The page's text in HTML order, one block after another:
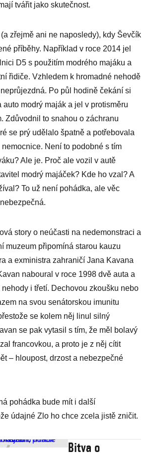
tvářit jako skutečnost.
zřejmě ani ne naposledy), kdy Ševčík
příběhy. Například v roce 2014 jel
D5 s použitím modrého majáku a
řidiče. Vzhledem k hromadné nehodě
Po půl hodině čekání si
modrý maják a jel v protisměru
Zdůvodnil to snahou o záchranu
se prý udělalo špatně a potřebovala
Není to podobné s tím
Ale je. Proč ale vozil v autě
modrý majáček? Kde ho vzal? A
To už není pohádka, ale věc
story o neúčasti na nedemonstraci a
muzeum připomíná starou kauzu
a exministra zahraničí Jana Kavana
naboural v roce 1998 dvě auta a
i třetí. Dechovou zkoušku nebo
na svou senátorskou imunitu
se kolem něj linul silný
se pak vytasil s tím, že měl bolavý
francovkou, a proto je z něj cítit
– hloupost, drzost a nebezpečné
pohádka bude mít i další
údajné Zlo ho chce zcela jistě zničit.
Bitva o